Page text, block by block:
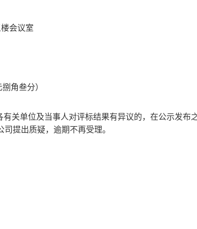
会议室
角叁分）
关单位及当事人对评标结果有异议的，在公示发布
提出质疑，逾期不再受理。